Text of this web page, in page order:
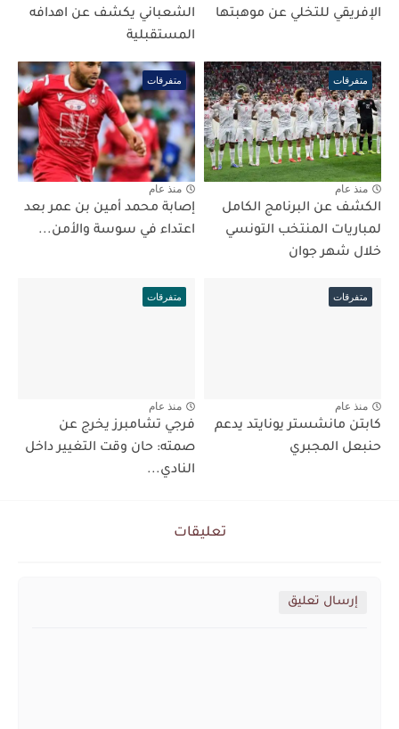
الإفريقي للتخلي عن موهبتها
الشعباني يكشف عن اهدافه
المستقبلية
متفرقات
منذ عام
الكشف عن البرنامج الكامل
لمباريات المنتخب التونسي
خلال شهر جوان
متفرقات
منذ عام
إصابة محمد أمين بن عمر بعد
اعتداء في سوسة والأمن...
متفرقات
منذ عام
كابتن مانشستر يونايتد يدعم
حنبعل المجبري
متفرقات
منذ عام
فرجي تشامبرز يخرج عن
صمته: حان وقت التغيير داخل
النادي...
تعليقات
إرسال تعليق